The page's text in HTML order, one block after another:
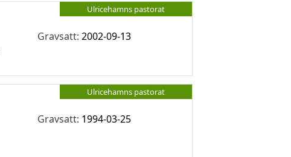
Ulricehamns pastorat
Gravsatt:2002-09-13
Ulricehamns pastorat
Gravsatt: 1994-03-25